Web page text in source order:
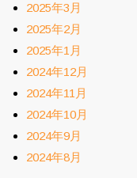
2025年3月
2025年2月
2025年1月
2024年12月
2024年11月
2024年10月
2024年9月
2024年8月